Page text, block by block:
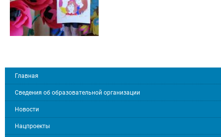
Главная
Сведения об образовательной организации
Новости
Нацпроекты